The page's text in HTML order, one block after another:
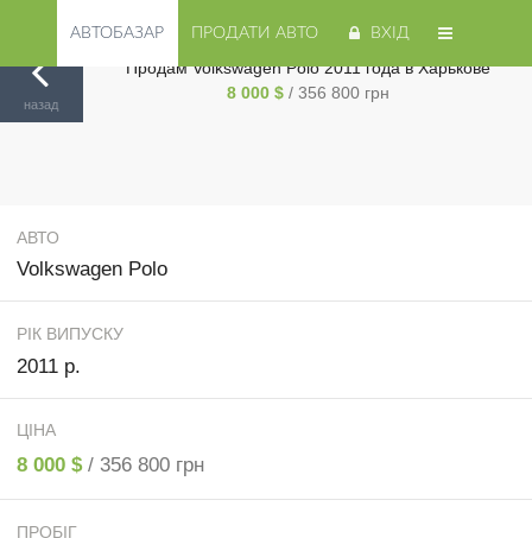
АВТОБАЗАР ПРОДАТИ АВТО ВХІД
Харьков / Volkswagen/
назад
Продам Volkswagen Polo 2011 года в Харькове
8 000 $ / 356 800 грн
АВТО
Volkswagen Polo
РІК ВИПУСКУ
2011 р.
ЦІНА
8 000 $ / 356 800 грн
ПРОБІГ